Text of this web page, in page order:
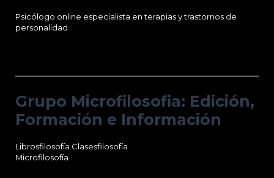
Psicólogo online especialista en terapias y trastornos de
personalidad
Grupo Microfilosofia: Edición,
Formación e Información
Librosfilosofía Clasesfilosofía
Microfilosofía